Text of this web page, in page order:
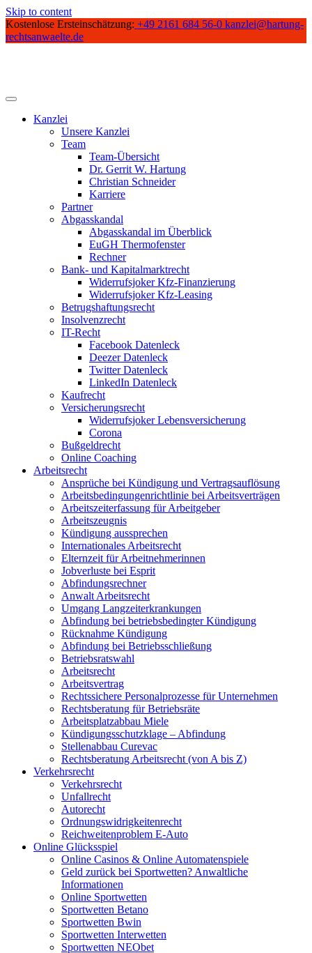
Skip to content
Kostenlose Ersteinschätzung: +49 2161 684 56-0 kanzlei@hartung-
rechtsanwaelte.de
Kanzlei
Unsere Kanzlei
Team
Team-Übersicht
Dr. Gerrit W. Hartung
Christian Schneider
Karriere
Partner
Abgasskandal
Abgasskandal im Überblick
EuGH Thermofenster
Rechner
Bank- und Kapitalmarktrecht
Widerrufsjoker Kfz-Finanzierung
Widerrufsjoker Kfz-Leasing
Betrugshaftungsrecht
Insolvenzrecht
IT-Recht
Facebook Datenleck
Deezer Datenleck
Twitter Datenleck
LinkedIn Datenleck
Kaufrecht
Versicherungsrecht
Widerrufsjoker Lebensversicherung
Corona
Bußgeldrecht
Online Coaching
Arbeitsrecht
Ansprüche bei Kündigung und Vertragsauflösung
Arbeitsbedingungenrichtlinie bei Arbeitsverträgen
Arbeitszeiterfassung für Arbeitgeber
Arbeitszeugnis
Kündigung aussprechen
Internationales Arbeitsrecht
Elternzeit für Arbeitnehmerinnen
Jobverluste bei Esprit
Abfindungsrechner
Anwalt Arbeitsrecht
Umgang Langzeiterkrankungen
Abfindung bei betriebsbedingter Kündigung
Rücknahme Kündigung
Abfindung bei Betriebsschließung
Betriebsratswahl
Arbeitsrecht
Arbeitsvertrag
Rechtssichere Personalprozesse für Unternehmen
Rechtsberatung für Betriebsräte
Arbeitsplatzabbau Miele
Kündigungsschutzklage – Abfindung
Stellenabbau Curevac
Rechtsberatung Arbeitsrecht (von A bis Z)
Verkehrsrecht
Verkehrsrecht
Unfallrecht
Autorecht
Ordnungswidrigkeitenrecht
Reichweitenproblem E-Auto
Online Glücksspiel
Online Casinos & Online Automatenspiele
Geld zurück bei Sportwetten? Anwaltliche
Informationen
Online Sportwetten
Sportwetten Betano
Sportwetten Bwin
Sportwetten Interwetten
Sportwetten NEObet